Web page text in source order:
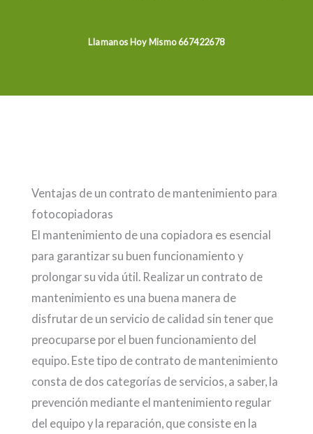
Llamanos Hoy Mismo 667422678
Ventajas de un contrato de mantenimiento para
fotocopiadoras
El mantenimiento de una copiadora es esencial
para garantizar su buen funcionamiento y
prolongar su vida útil. Realizar un contrato de
mantenimiento es una buena manera de
disfrutar de un servicio de calidad sin tener que
preocuparse por el buen funcionamiento del
equipo. Este tipo de contrato de mantenimiento
consta de dos categorías de servicios, a saber, la
prevención mediante el mantenimiento regular
del equipo y la reparación, que consiste en la